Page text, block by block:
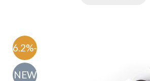
-46.2%
NEW